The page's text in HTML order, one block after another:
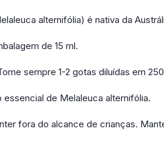
alternifólia) é nativa da
de 15 ml.
sempre 1-2 gotas diluídas em
essencial de Melaleuca alternifólia.
fora do alcance de crianças.